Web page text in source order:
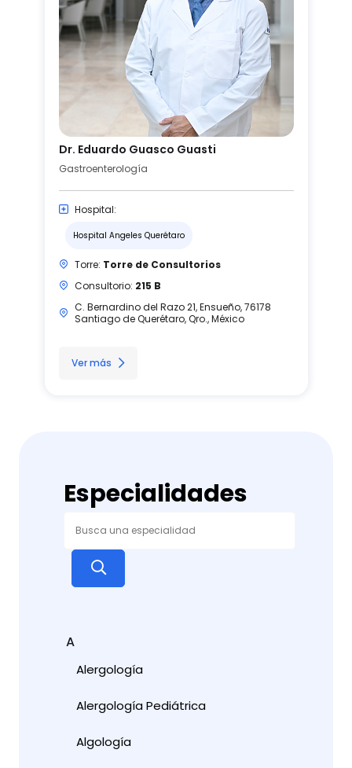
Dr. Eduardo Guasco Guasti
Gastroenterología
Hospital:
Hospital Angeles Querétaro
Torre: Torre de Consultorios
Consultorio: 215 B
C. Bernardino del Razo 21, Ensueño, 76178
Santiago de Querétaro, Qro., México
Ver más
Especialidades
A
Alergología
Alergología Pediátrica
Algología